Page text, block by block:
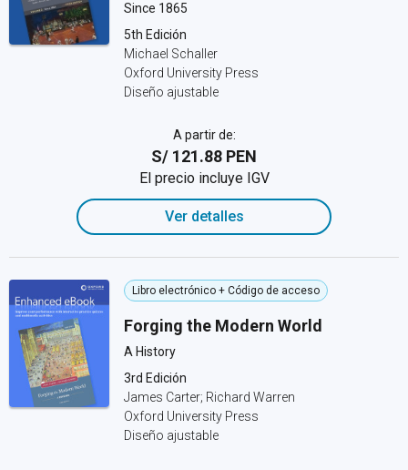
Since 1865
5th Edición
Michael Schaller
Oxford University Press
Diseño ajustable
A partir de:
S/ 121.88 PEN
El precio incluye IGV
Ver detalles
Libro electrónico + Código de acceso
Forging the Modern World
A History
3rd Edición
James Carter; Richard Warren
Oxford University Press
Diseño ajustable